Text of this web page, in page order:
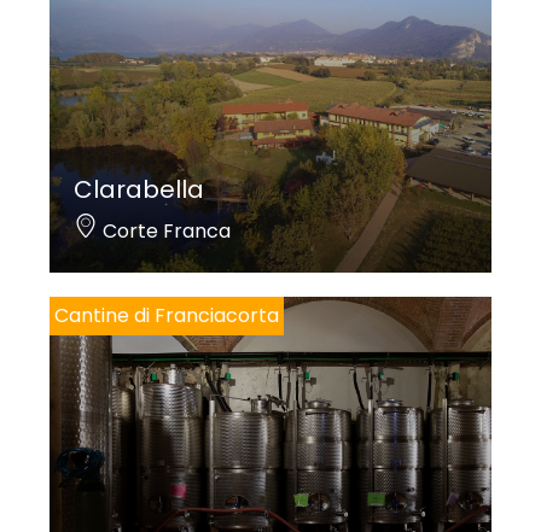
Clarabella
Corte Franca
Cantine di Franciacorta